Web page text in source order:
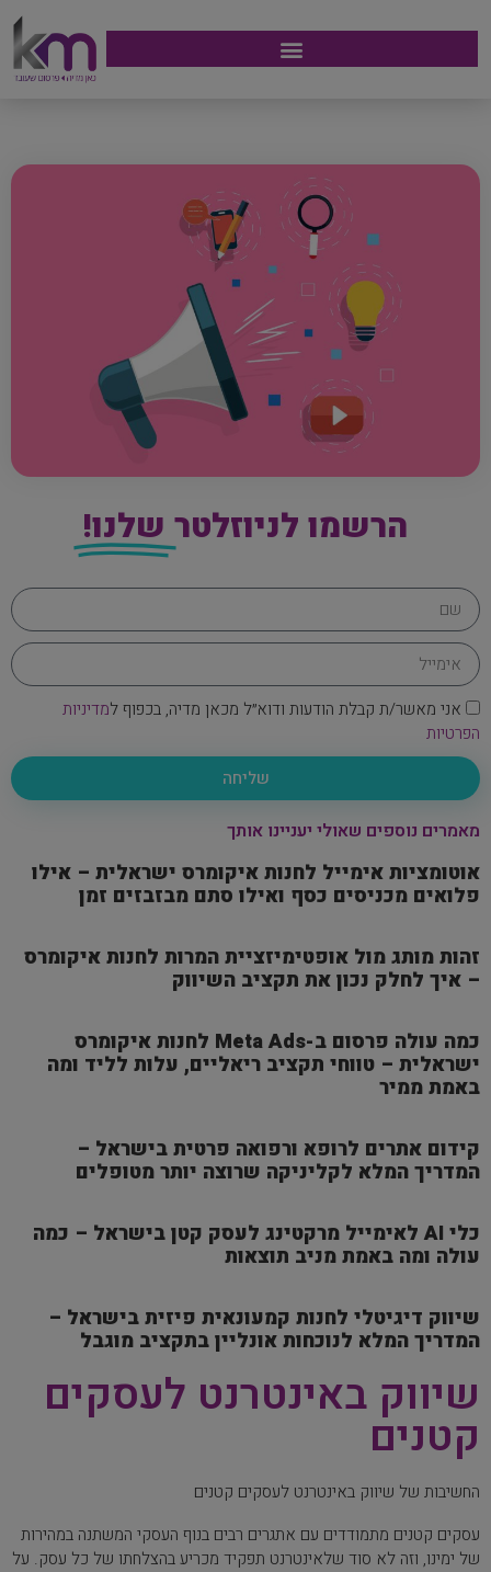
הרשמו לניוזלטר שלנו!
אני מאשר/ת קבלת הודעות ודוא״ל מכאן מדיה, בכפוף למדיניות
הפרטיות
שליחה
מאמרים נוספים שאולי יעניינו אותך
אוטומציות אימייל לחנות איקומרס ישראלית – אילו
פלואים מכניסים כסף ואילו סתם מבזבזים זמן
זהות מותג מול אופטימיזציית המרות לחנות איקומרס
– איך לחלק נכון את תקציב השיווק
כמה עולה פרסום ב-Meta Ads לחנות איקומרס
ישראלית – טווחי תקציב ריאליים, עלות לליד ומה
באמת ממיר
קידום אתרים לרופא ורפואה פרטית בישראל –
המדריך המלא לקליניקה שרוצה יותר מטופלים
כלי AI לאימייל מרקטינג לעסק קטן בישראל – כמה
עולה ומה באמת מניב תוצאות
שיווק דיגיטלי לחנות קמעונאית פיזית בישראל –
המדריך המלא לנוכחות אונליין בתקציב מוגבל
שיווק באינטרנט לעסקים
קטנים
החשיבות של שיווק באינטרנט לעסקים קטנים
עסקים קטנים מתמודדים עם אתגרים רבים בנוף העסקי המשתנה במהירות
של ימינו, וזה לא סוד שלאינטרנט תפקיד מכריע בהצלחתו של כל עסק. על